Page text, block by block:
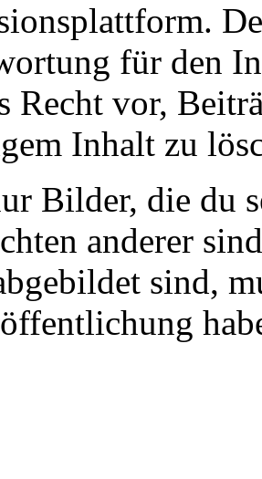
für den
Recht vor,
Inhalt zu
Bilder, die du
anderer
sind,